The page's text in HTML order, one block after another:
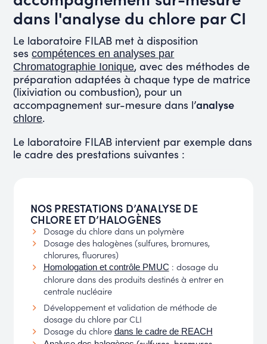
dans l'analyse du chlore par CI
Le laboratoire FILAB met à disposition
sescompétences en analyses par
Chromatographie Ionique, avec des méthodes de
préparation adaptées à chaque type de matrice
(lixiviation ou combustion), pour un
accompagnement sur-mesure dans l’analyse
chlore.
Le laboratoire FILAB intervient par exemple dans
le cadre des prestations suivantes :
NOS PRESTATIONS D’ANALYSE DE
CHLORE ET D’HALOGÈNES
Dosage du chlore dans un polymère
Dosage des halogènes (sulfures, bromures,
chlorures, fluorures)
Homologation et contrôle PMUC : dosage du
chlorure dans des produits destinés à entrer en
centrale nucléaire
Développement et validation de méthode de
dosage du chlore par CLI
Dosage du chlore dans le cadre de REACH